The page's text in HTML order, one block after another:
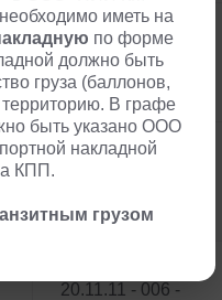
20.11.11 - 006 -
45905715 - 2017
20.11.11 - 006 -
иметь на
по форме
должно быть
груза (баллонов,
территорию. В графе
быть указано ООО
накладной
КПП.
грузом